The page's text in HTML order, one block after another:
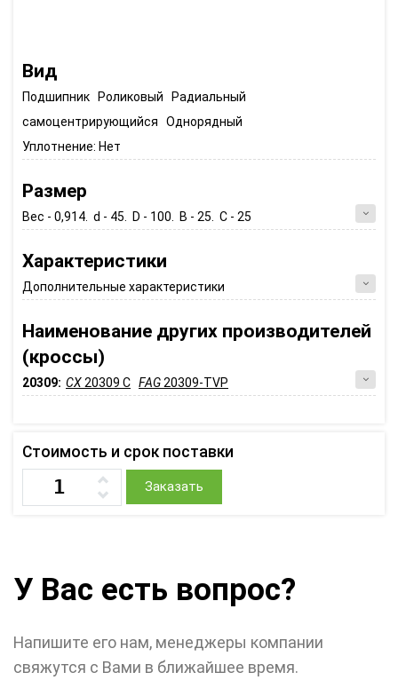
Вид
Подшипник Роликовый Радиальный
самоцентрирующийся Однорядный
Уплотнение: Нет
Размер
Вес - 0,914. d - 45. D - 100. B - 25. C - 25
Характеристики
Дополнительные характеристики
Наименование других производителей
(кроссы)
20309: CX20309 C FAG20309-TVP
Стоимость и срок поставки
Заказать
У Вас есть вопрос?
Напишите его нам, менеджеры компании
свяжутся с Вами в ближайшее время.